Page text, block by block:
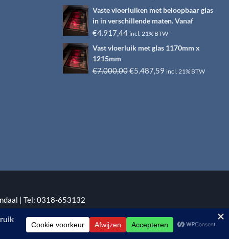
prijs
was:
€6.500,00.
prijs
is:
€4.917,44.
Vaste vloerluiken met beloopbaar glas
in in verschillende maten. Vanaf
€4.917,44 incl. 21% BTW
Vast vloerluik met glas 1170mm x
1215mm
€7.000,00Oorspronkelijke
€5.487,59Huidige
incl. 21% BTW
| Tel: 0318-653132